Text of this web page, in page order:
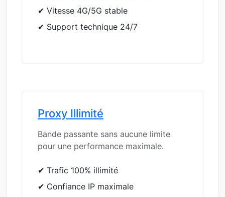
✔ Vitesse 4G/5G stable
✔ Support technique 24/7
Proxy Illimité
Bande passante sans aucune limite
pour une performance maximale.
✔ Trafic 100% illimité
✔ Confiance IP maximale